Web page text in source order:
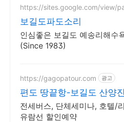
https://sites.google.com/view/
보길도파도소리
인심좋은 보길도 예송리해수
(Since 1983)
https://gagopatour.com 광고
편도 땅끝항-보길도 산양
가고파여행
전세버스, 단체세미나, 호텔/
유람선 할인예약